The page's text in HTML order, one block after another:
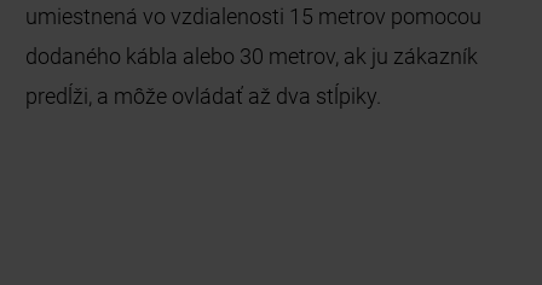
umiestnená vo vzdialenosti 15 metrov pomocou
dodaného kábla alebo 30 metrov, ak ju zákazník
predĺži, a môže ovládať až dva stĺpiky.